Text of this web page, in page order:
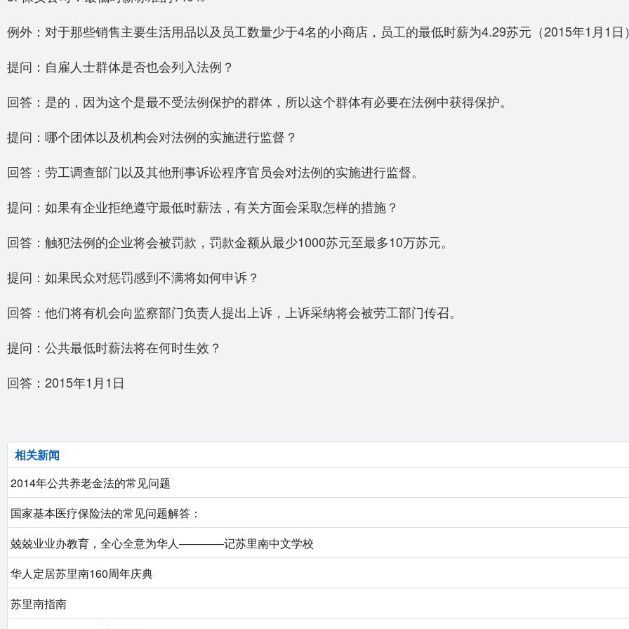
例外：对于那些销售主要生活用品以及员工数量少于4名的小商店，员工的最低时薪为4.29苏元（2015年1月1日
提问：自雇人士群体是否也会列入法例？
回答：是的，因为这个是最不受法例保护的群体，所以这个群体有必要在法例中获得保护。
提问：哪个团体以及机构会对法例的实施进行监督？
回答：劳工调查部门以及其他刑事诉讼程序官员会对法例的实施进行监督。
提问：如果有企业拒绝遵守最低时薪法，有关方面会采取怎样的措施？
回答：触犯法例的企业将会被罚款，罚款金额从最少1000苏元至最多10万苏元。
提问：如果民众对惩罚感到不满将如何申诉？
回答：他们将有机会向监察部门负责人提出上诉，上诉采纳将会被劳工部门传召。
提问：公共最低时薪法将在何时生效？
回答：2015年1月1日
相关新闻
2014年公共养老金法的常见问题
国家基本医疗保险法的常见问题解答：
兢兢业业办教育，全心全意为华人————记苏里南中文学校
华人定居苏里南160周年庆典
苏里南指南